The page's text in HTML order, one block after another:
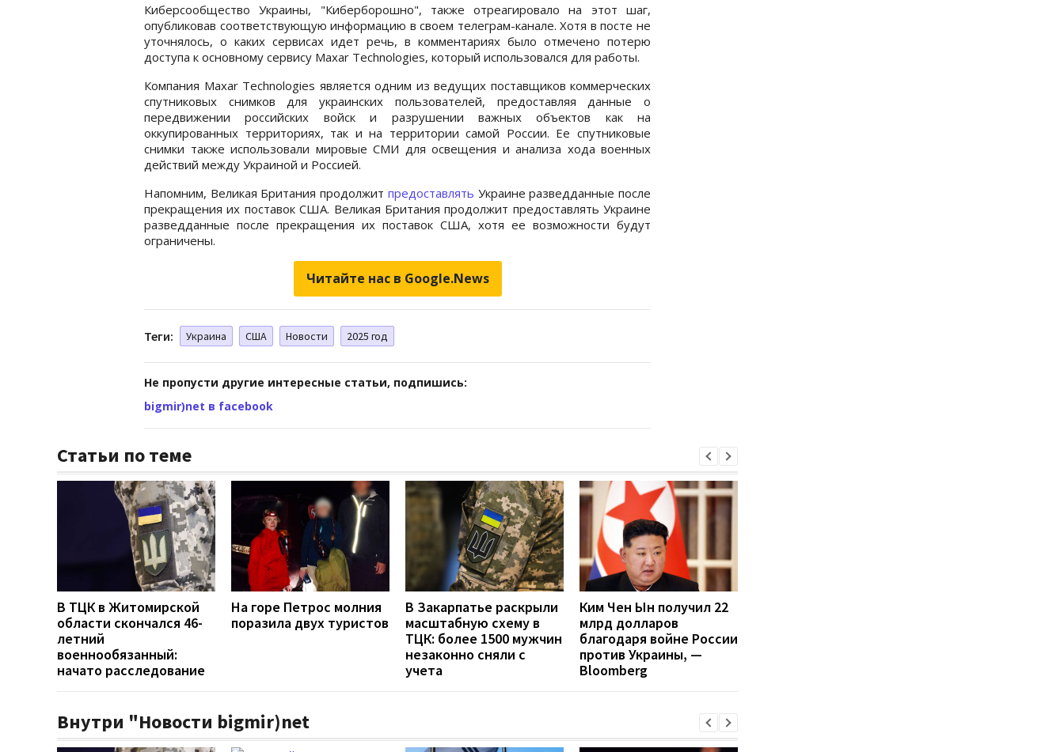
Киберсообщество Украины, "Киберборошно", также отреагировало на этот шаг,
опубликовав соответствующую информацию в своем телеграм-канале. Хотя в посте не
уточнялось, о каких сервисах идет речь, в комментариях было отмечено потерю
доступа к основному сервису Maxar Technologies, который использовался для работы.
Компания Maxar Technologies является одним из ведущих поставщиков коммерческих
спутниковых снимков для украинских пользователей, предоставляя данные о
передвижении российских войск и разрушении важных объектов как на
оккупированных территориях, так и на территории самой России. Ее спутниковые
снимки также использовали мировые СМИ для освещения и анализа хода военных
действий между Украиной и Россией.
Напомним, Великая Британия продолжит предоставлять Украине разведданные после
прекращения их поставок США. Великая Британия продолжит предоставлять Украине
разведданные после прекращения их поставок США, хотя ее возможности будут
ограничены.
Читайте нас в Google.News
Теги: Украина США Новости 2025 год
Не пропусти другие интересные статьи, подпишись:
bigmir)net в facebook
Статьи по теме
В ТЦК в Житомирской
области скончался 46-
летний
военнообязанный:
начато расследование
На горе Петрос молния
поразила двух туристов
В Закарпатье раскрыли
масштабную схему в
ТЦК: более 1500 мужчин
незаконно сняли с
учета
Ким Чен Ын получил 22
млрд долларов
благодаря войне России
против Украины, —
Bloomberg
Внутри "Новости bigmir)net